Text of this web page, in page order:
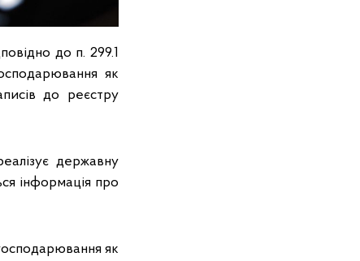
до п. 299.1
як
до реєстру
державну
інформація про
як